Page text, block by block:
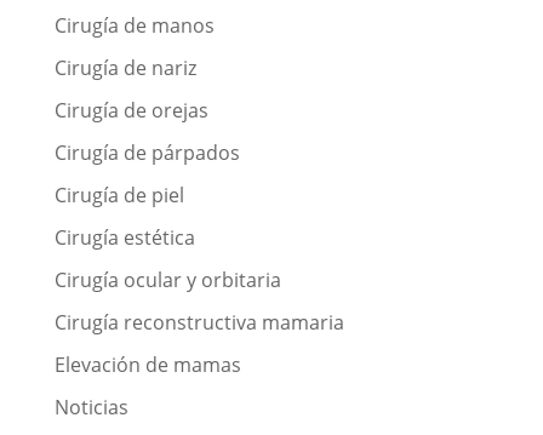
Cirugía de manos
Cirugía de nariz
Cirugía de orejas
Cirugía de párpados
Cirugía de piel
Cirugía estética
Cirugía ocular y orbitaria
Cirugía reconstructiva mamaria
Elevación de mamas
Noticias